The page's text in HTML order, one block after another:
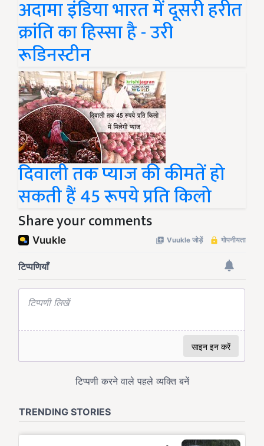
अदामा इंडिया भारत में दूसरी हरीत
क्रांति का हिस्सा है - उरी
रूडिनस्टीन
दिवाली तक प्याज की कीमतें हो
सकती हैं 45 रूपये प्रति किलो
Share your comments